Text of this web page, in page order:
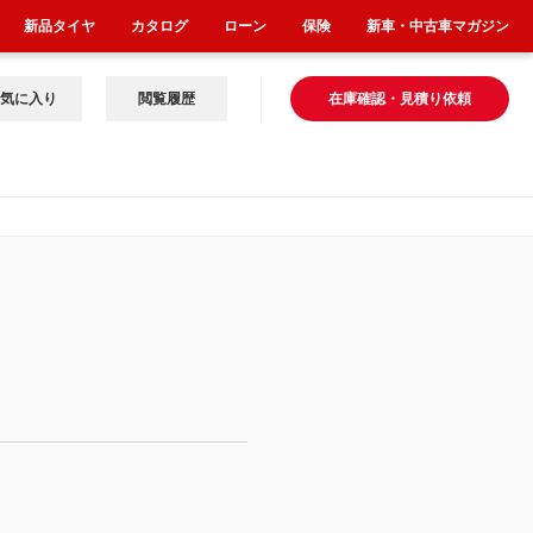
在庫確認・見積り依頼
に入り 閲覧履歴
新品タイヤ カタログ ローン 保険 新車・中古車マガジン